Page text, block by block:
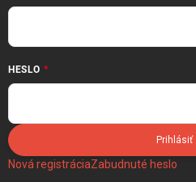
HESLO
Prihlásiť
Nová registráciaZabudnuté heslo